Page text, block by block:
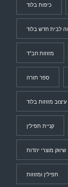
כיפות בלוד
לבית חדש בלוד
מזוזות חב"ד
ספר תורה
עיצוב מזוזות בלוד
קניית תפילין
שיווק מוצרי יהדות
תפילין ומזוזות